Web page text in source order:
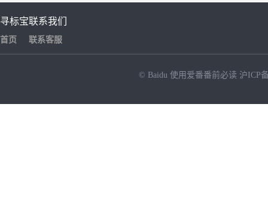
寻标宝
首页
联系我们
联系客服
© Baidu 使用爱番番前必读 沪ICP